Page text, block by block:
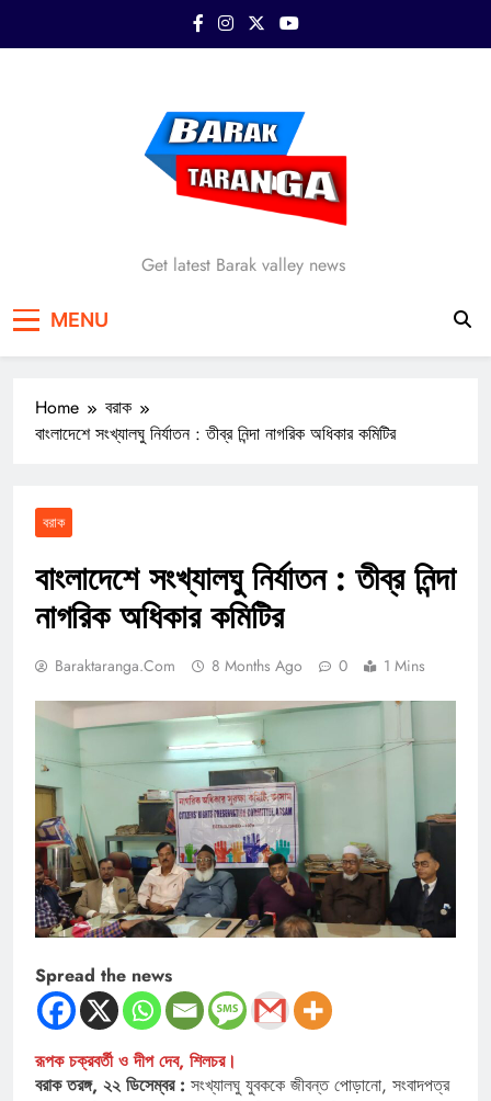
Barak Taranga
Get latest Barak valley news
MENU
Home
বরাক
বাংলাদেশে সংখ্যালঘু নির্যাতন : তীব্র নিন্দা নাগরিক অধিকার কমিটির
বরাক
বাংলাদেশে সংখ্যালঘু নির্যাতন : তীব্র নিন্দা
নাগরিক অধিকার কমিটির
Baraktaranga.com 8 Months Ago 0 1 Mins
Spread the news
রূপক চক্রবর্তী ও দীপ দেব, শিলচর।
বরাক তরঙ্গ, ২২ ডিসেম্বর : সংখ্যালঘু যুবককে জীবন্ত পোড়ানো, সংবাদপত্র